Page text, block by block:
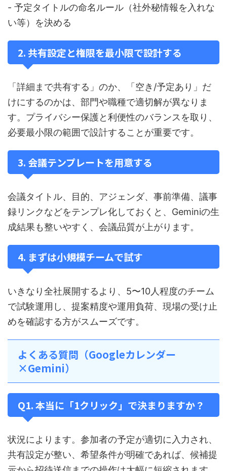
- 予定タイトルの命名ルール（社外秘情報を入れな
い等）を決める
2. 共有設定と権限を最小限で設計する
「詳細まで共有する」のか、「空き/予定あり」だ
けにするのかは、部門や職種で適切解が異なりま
す。プライバシー保護と利便性のバランスを取り、
必要最小限の範囲で設計することが重要です。
3. 会議テンプレートを用意する
会議タイトル、目的、アジェンダ、事前準備、議事
録リンクなどをテンプレ化しておくと、Geminiの生
成結果も整いやすく、会議品質が上がります。
4. まずは小規模チームで試す
いきなり全社展開するより、5〜10人程度のチーム
で試験運用し、提案精度や運用負荷、現場の受け止
めを確認する方がスムーズです。
よくある質問（Googleカレンダー
×Gemini）
Q1. 本当に「1クリック」で決まりますか？
状況によります。参加者の予定が適切に入力され、
共有設定が整い、希望条件が明確であれば、候補提